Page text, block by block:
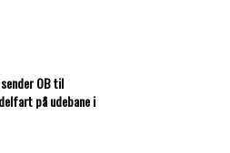
OB til
på udebane i